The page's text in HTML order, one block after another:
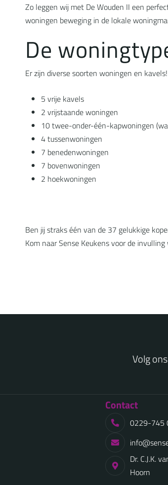
Zo leggen wij met De Wouden II een
woningen beweging in de lokale
De woningtyp
Er zijn diverse soorten woningen en kavels!
5 vrije kavels
2 vrijstaande woningen
10 twee-onder-één-kapwoningen
4 tussenwoningen
7 benedenwoningen
7 bovenwoningen
2 hoekwoningen
Ben jij straks één van de 37 gelukkige
Kom naar Sense Keukens voor de
Volg
Contact
0229-745
Dr. C.J.K.
Hoorn